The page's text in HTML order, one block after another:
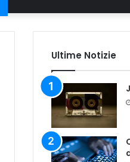
Ultime Notizie